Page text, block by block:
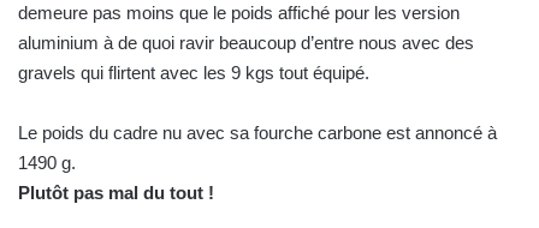
demeure pas moins que le poids affiché pour les version
aluminium à de quoi ravir beaucoup d’entre nous avec des
gravels qui flirtent avec les 9 kgs tout équipé.
Le poids du cadre nu avec sa fourche carbone est annoncé à
1490 g.
Plutôt pas mal du tout !